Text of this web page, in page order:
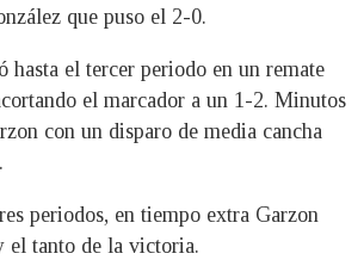
que puso el 2-0.
hasta el tercer periodo en un remate
el marcador a un 1-2. Minutos
con un disparo de media cancha
periodos, en tiempo extra Garzon
el tanto de la victoria.